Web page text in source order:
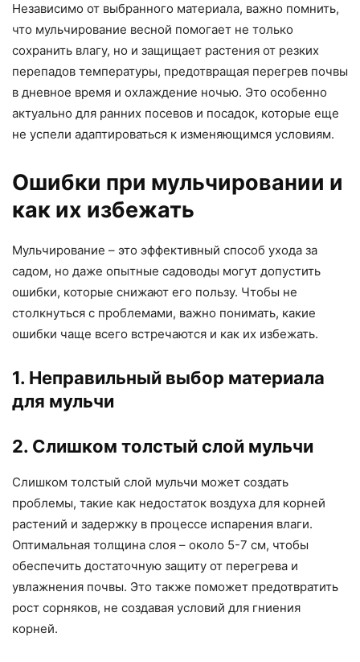
Независимо от выбранного материала, важно помнить,
что мульчирование весной помогает не только
сохранить влагу, но и защищает растения от резких
перепадов температуры, предотвращая перегрев почвы
в дневное время и охлаждение ночью. Это особенно
актуально для ранних посевов и посадок, которые еще
не успели адаптироваться к изменяющимся условиям.
Ошибки при мульчировании и
как их избежать
Мульчирование – это эффективный способ ухода за
садом, но даже опытные садоводы могут допустить
ошибки, которые снижают его пользу. Чтобы не
столкнуться с проблемами, важно понимать, какие
ошибки чаще всего встречаются и как их избежать.
1. Неправильный выбор материала
для мульчи
2. Слишком толстый слой мульчи
Слишком толстый слой мульчи может создать
проблемы, такие как недостаток воздуха для корней
растений и задержку в процессе испарения влаги.
Оптимальная толщина слоя – около 5-7 см, чтобы
обеспечить достаточную защиту от перегрева и
увлажнения почвы. Это также поможет предотвратить
рост сорняков, не создавая условий для гниения
корней.